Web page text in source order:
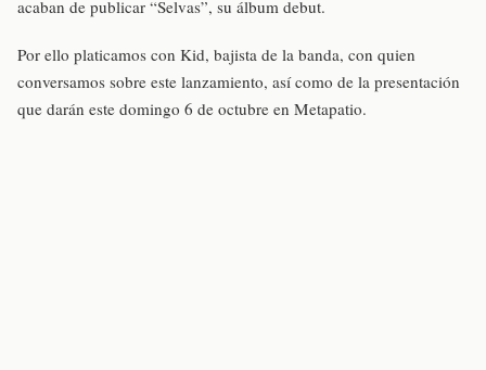
acaban de publicar “Selvas”, su álbum debut.
Por ello platicamos con Kid, bajista de la banda, con quien
conversamos sobre este lanzamiento, así como de la presentación
que darán este domingo 6 de octubre en Metapatio.